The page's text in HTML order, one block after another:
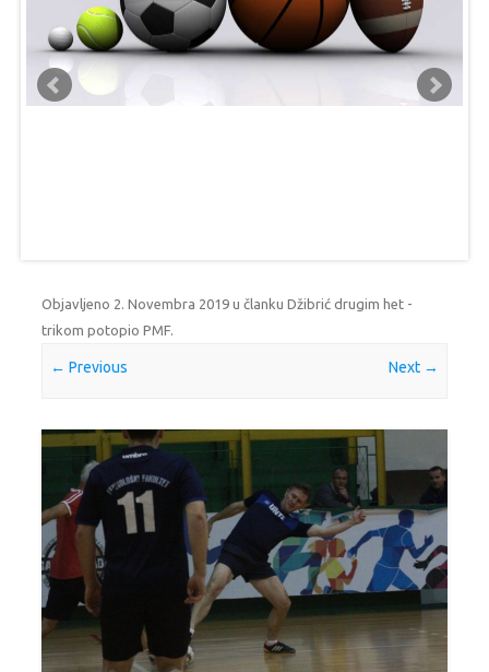
Objavljeno 2. Novembra 2019 u članku Džibrić drugim het -
trikom potopio PMF.
← Previous Next →